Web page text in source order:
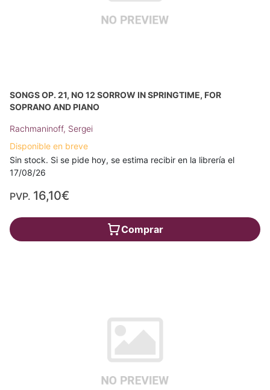
SONGS OP. 21, NO 12 SORROW IN SPRINGTIME, FOR
SOPRANO AND PIANO
Rachmaninoff, Sergei
Disponible en breve
Sin stock. Si se pide hoy, se estima recibir en la librería el
17/08/26
PVP. 16,10€
Comprar